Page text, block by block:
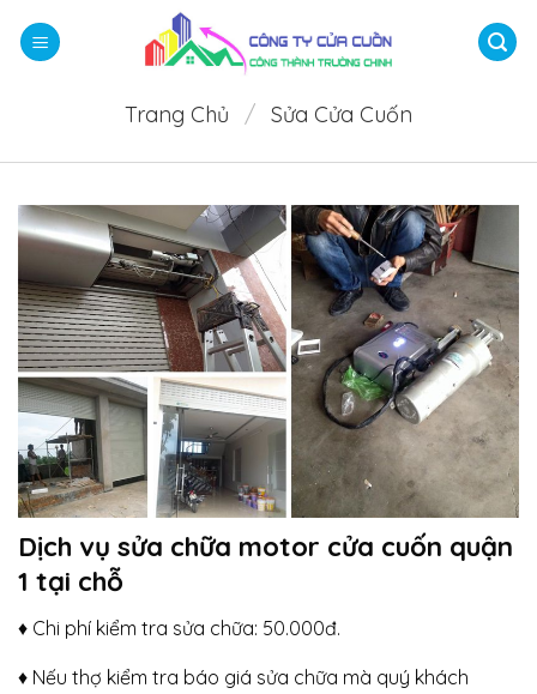
qua
Trang Chủ / Sửa Cửa Cuốn
Dịch vụ sửa chữa motor cửa cuốn quận
1 tại chỗ
♦ Chi phí kiểm tra sửa chữa: 50.000đ.
♦ Nếu thợ kiểm tra báo giá sửa chữa mà quý khách